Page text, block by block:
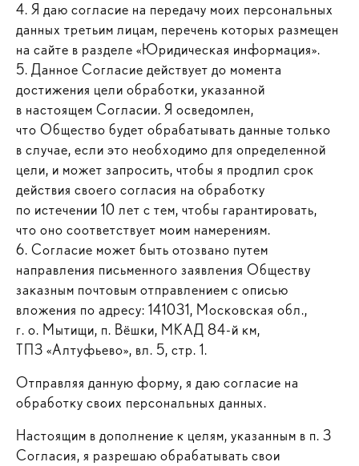
4. Я даю согласие на передачу моих персональных
данных третьим лицам, перечень которых размещен
на сайте в разделе «Юридическая информация».
5. Данное Согласие действует до момента
достижения цели обработки, указанной
в настоящем Согласии. Я осведомлен,
что Общество будет обрабатывать данные только
в случае, если это необходимо для определенной
цели, и может запросить, чтобы я продлил срок
действия своего согласия на обработку
по истечении 10 лет с тем, чтобы гарантировать,
что оно соответствует моим намерениям.
6. Согласие может быть отозвано путем
направления письменного заявления Обществу
заказным почтовым отправлением с описью
вложения по адресу: 141031, Московская обл.,
г. о. Мытищи, п. Вёшки, МКАД 84-й км,
ТПЗ «Алтуфьево», вл. 5, стр. 1.
Отправляя данную форму, я даю согласие на
обработку своих персональных данных.
Настоящим в дополнение к целям, указанным в п. 3
Согласия, я разрешаю обрабатывать свои